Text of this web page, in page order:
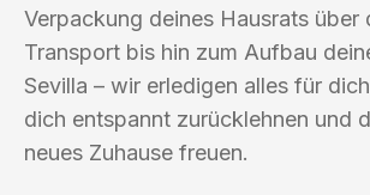
Verpackung deines Hausrats über
Transport bis hin zum Aufbau
Sevilla – wir erledigen alles für
dich entspannt zurücklehnen und
neues Zuhause freuen.